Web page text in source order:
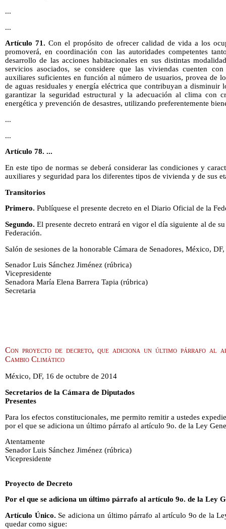
...
...
Artículo 71. Con el propósito de ofrecer calidad de vida a los
promoverá, en coordinación con las autoridades competentes
desarrollo de las acciones habitacionales en sus distintas
servicios asociados, se considere que las viviendas cuenten
auxiliares suficientes en función al número de usuarios, provea de
de aguas residuales y energía eléctrica que contribuyan a disminuir
garantizar la seguridad estructural y la adecuación al clima con
energética y prevención de desastres, utilizando preferentemente
...
...
Artículo 78. ...
En este tipo de normas se deberá considerar las condiciones y
auxiliares y seguridad para los diferentes tipos de vivienda y de sus
Transitorios
Primero. Publíquese el presente decreto en el Diario Oficial de la
Segundo. El presente decreto entrará en vigor el día siguiente al de
Federación.
Salón de sesiones de la honorable Cámara de Senadores, México,
Senador Luis Sánchez Jiménez (rúbrica)
Vicepresidente
Senadora María Elena Barrera Tapia (rúbrica)
Secretaria
Con proyecto de decreto, que adiciona un último párrafo al
Cambio Climático
México, DF, 16 de octubre de 2014
Secretarios de la Cámara de Diputados
Presentes
Para los efectos constitucionales, me permito remitir a ustedes
por el que se adiciona un último párrafo al artículo 9o. de la Ley
Atentamente
Senador Luis Sánchez Jiménez (rúbrica)
Vicepresidente
Proyecto de Decreto
Por el que se adiciona un último párrafo al artículo 9o. de la Ley
Artículo Único. Se adiciona un último párrafo al artículo 9o de la
quedar como sigue: